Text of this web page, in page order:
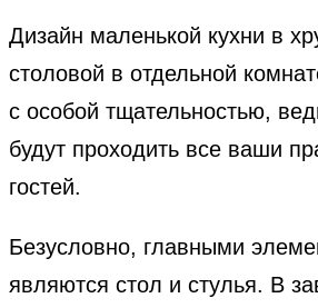
Дизайн маленькой кухни в
столовой в отдельной
с особой тщательностью,
будут проходить все ваши
гостей.
Безусловно, главными
являются стол и стулья. В